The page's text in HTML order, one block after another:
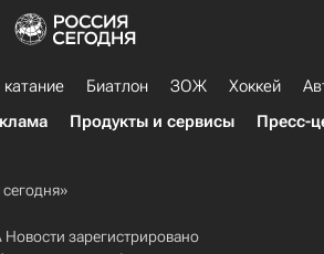
Биатлон ЗОЖ Хоккей
Продукты и сервисы Пресс-
зарегистрировано